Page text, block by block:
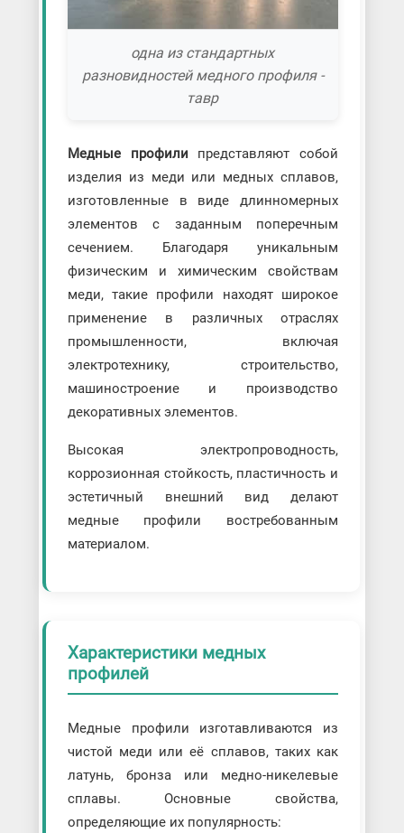
одна из стандартных
разновидностей медного профиля -
тавр
Медные профилипредставляют собой
изделия из меди или медных сплавов,
изготовленные в виде длинномерных
элементов с заданным поперечным
сечением. Благодаря уникальным
физическим и химическим свойствам
меди, такие профили находят широкое
применение в различных отраслях
промышленности, включая
электротехнику, строительство,
машиностроение и производство
декоративных элементов.
Высокая электропроводность,
коррозионная стойкость, пластичность и
эстетичный внешний вид делают
медные профили востребованным
материалом.
Характеристики медных
профилей
Медные профили изготавливаются из
чистой меди или её сплавов, таких как
латунь, бронза или медно-никелевые
сплавы. Основные свойства,
определяющие их популярность: